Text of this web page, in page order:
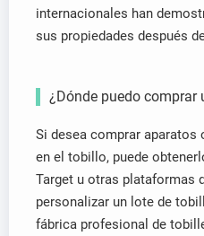
internacionales han
sus propiedades después
¿Dónde puedo comprar
Si desea comprar
en el tobillo, puede
Target u otras plataformas
personalizar un lote de
fábrica profesional de